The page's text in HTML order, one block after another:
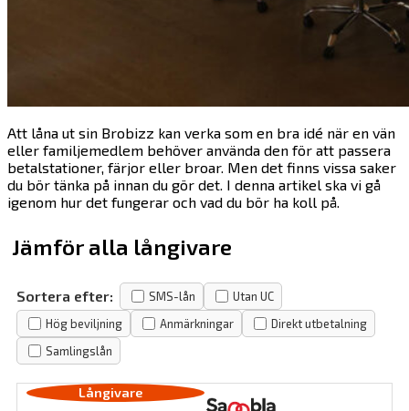
Att låna ut sin Brobizz kan verka som en bra idé när en vän
eller familjemedlem behöver använda den för att passera
betalstationer, färjor eller broar. Men det finns vissa saker
du bör tänka på innan du gör det. I denna artikel ska vi gå
igenom hur det fungerar och vad du bör ha koll på.
Jämför alla långivare
Sortera efter: SMS-lån
Utan UC
Hög beviljning
Anmärkningar
Direkt utbetalning
Samlingslån